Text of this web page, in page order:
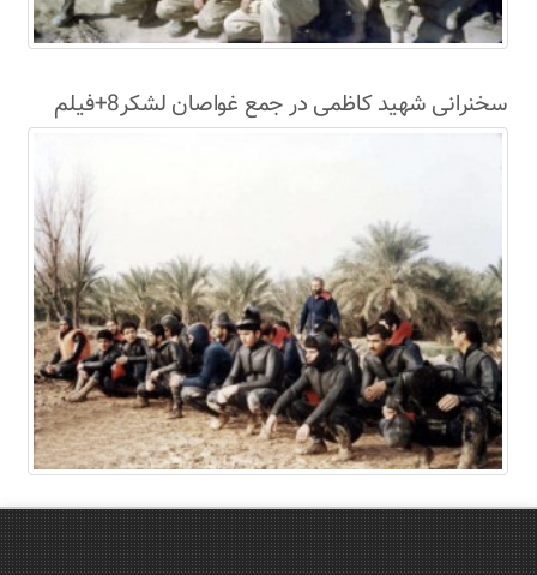
سخنرانی شهید کاظمی در جمع غواصان لشکر8+فیلم